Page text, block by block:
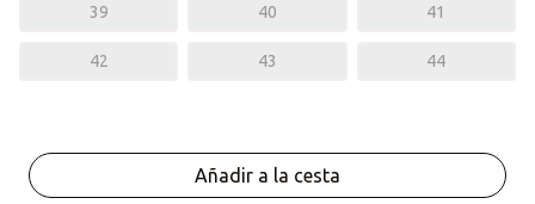
39 40 41
42 43 44